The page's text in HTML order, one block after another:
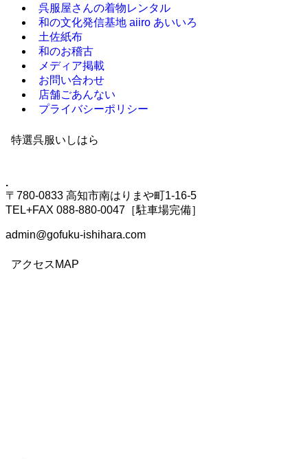
呉服屋さんの着物レンタル
和の文化発信基地 aiiro あいいろ
土佐紙布
和のお稽古
メディア掲載
お問い合わせ
店舗ごあんない
プライバシーポリシー
特選呉服いしはら
.
〒780-0833 高知市南はりまや町1-16-5
TEL+FAX 088-880-0047［駐車場完備］
admin@gofuku-ishihara.com
アクセスMAP